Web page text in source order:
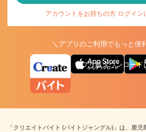
アカウントをお持ちの方 ログイン
＼アプリのご利用でもっと便
アプリ版ダウンロード
「クリエイトバイト (バイトジャングル)」は、鹿